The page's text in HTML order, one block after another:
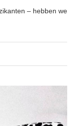
– hebben we